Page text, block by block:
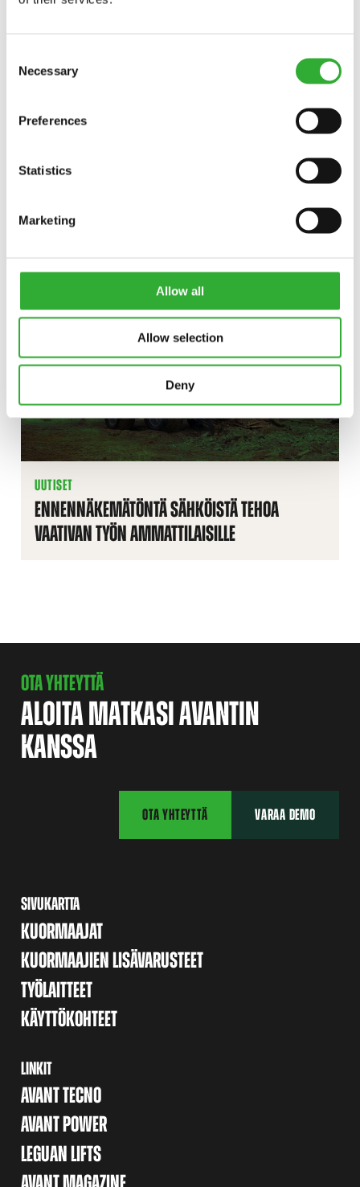
Selection
Necessary
Preferences
Statistics
Marketing
Allow all
Allow selection
Deny
TAPAHTUMAT
UUTISET
ENNENNÄKEMÄTÖNTÄ SÄHKÖISTÄ TEHOA
VAATIVAN TYÖN AMMATTILAISILLE
OTA YHTEYTTÄ
ALOITA MATKASI AVANTIN
KANSSA
OTA YHTEYTTÄ VARAA DEMO
SIVUKARTTA
KUORMAAJAT
KUORMAAJIEN LISÄVARUSTEET
TYÖLAITTEET
KÄYTTÖKOHTEET
LINKIT
AVANT TECNO
AVANT POWER
LEGUAN LIFTS